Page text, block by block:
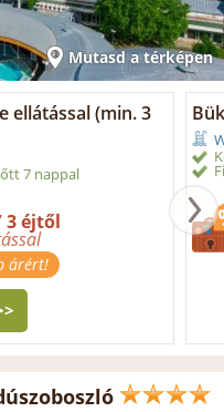
Mutasd a térképen
ellátással (min. 3
7 nappal
3 éjtől
árért!